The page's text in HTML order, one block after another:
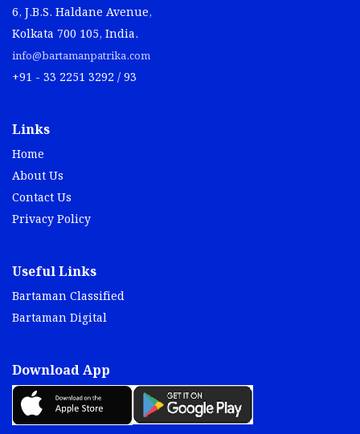
6, J.B.S. Haldane Avenue,
Kolkata 700 105, India.
info@bartamanpatrika.com
+91 - 33 2251 3292 / 93
Links
Home
About Us
Contact Us
Privacy Policy
Useful Links
Bartaman Classified
Bartaman Digital
Download App